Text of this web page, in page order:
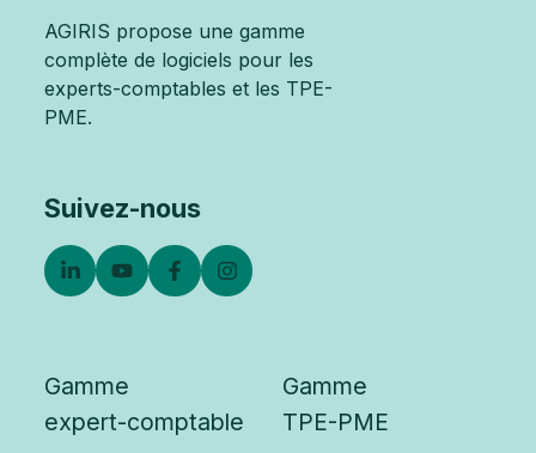
AGIRIS propose une gamme
complète de logiciels pour les
experts-comptables et les TPE-
PME.
Suivez-nous
Gamme
expert-comptable
Gamme
TPE-PME